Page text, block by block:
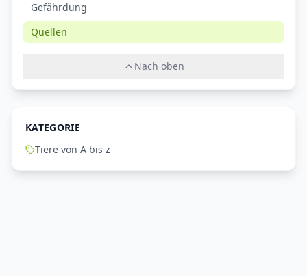
Gefährdung
Quellen
Nach oben
KATEGORIE
Tiere von A bis z